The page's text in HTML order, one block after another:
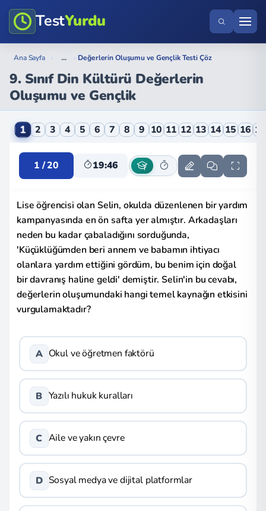
TestYurdu
Ana Sayfa › ... › Değerlerin Oluşumu ve Gençlik Testi Çöz
9. Sınıf Din Kültürü Değerlerin
Oluşumu ve Gençlik
9. Sınıf Din Kültürü Değerlerin Oluşumu ve Gençlik
1 2 3 4 5 6 7 8 9 10 11 12 13 14 15 16 17
1 / 20 19:46
Lise öğrencisi olan Selin, okulda düzenlenen bir yardım
kampanyasında en ön safta yer almıştır. Arkadaşları
neden bu kadar çabaladığını sorduğunda,
'Küçüklüğümden beri annem ve babamın ihtiyacı
olanlara yardım ettiğini gördüm, bu benim için doğal
bir davranış haline geldi' demiştir. Selin'in bu cevabı,
değerlerin oluşumundaki hangi temel kaynağın etkisini
vurgulamaktadır?
A Okul ve öğretmen faktörü
B Yazılı hukuk kuralları
C Aile ve yakın çevre
D Sosyal medya ve dijital platformlar